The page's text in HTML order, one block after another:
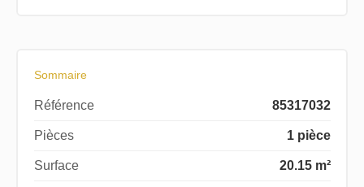
Sommaire
Référence 85317032
Pièces 1 pièce
Surface 20.15 m²